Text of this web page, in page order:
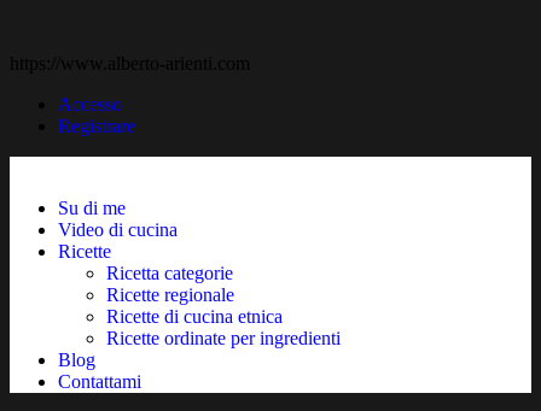
https://www.alberto-arienti.com
Accesso
Registrare
Su di me
Video di cucina
Ricette
Ricetta categorie
Ricette regionale
Ricette di cucina etnica
Ricette ordinate per ingredienti
Blog
Contattami